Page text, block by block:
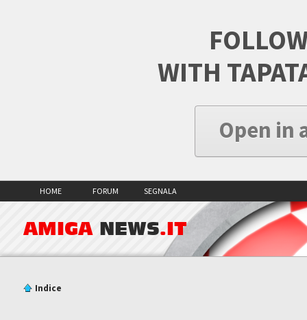
WITH
Open in
HOME FORUM SEGNALA
AMIGA NEWS.IT
Indice